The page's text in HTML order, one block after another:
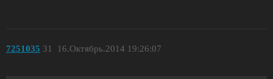
7251035 16.Октябрь.2014 19:26:07
31